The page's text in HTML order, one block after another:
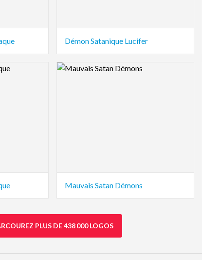
Démon Satanique Lucifer
Logo Preview Image
Mauvais Satan Démons
PLUS DE 438 000 LOGOS